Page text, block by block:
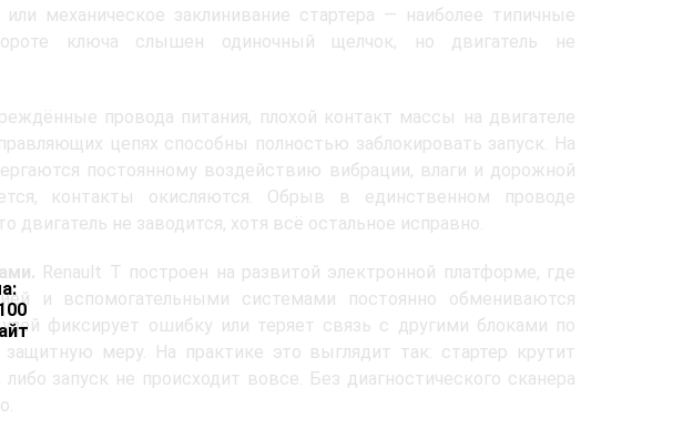
механическое заклинивание стартера — наиболее типичные
ключа слышен одиночный щелчок, но двигатель не
провода питания, плохой контакт массы на двигателе
цепях способны полностью заблокировать запуск. На
постоянному воздействию вибрации, влаги и дорожной
контакты окисляются. Обрыв в единственном проводе
не заводится, хотя всё остальное исправно.
Renault T построен на развитой электронной платформе, где
и вспомогательными системами постоянно обмениваются
фиксирует ошибку или теряет связь с другими блоками по
меру. На практике это выглядит так: стартер крутит
запуск не происходит вовсе. Без диагностического сканера